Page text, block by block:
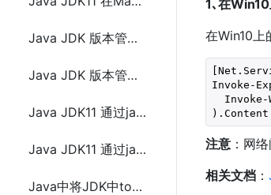
Java JDK 版本管理工具jabba的安装
Java JDK 版本管理工具jabba常用命令
Java JDK11 通过jabba在windows 10上安装
Java JDK11 通过jabba在Linux上安装
Java中将JDK中tools.jar配置在maven中
1､在
在Win10上
Invoke-
).Content
注意 ：网
相关文档 ：